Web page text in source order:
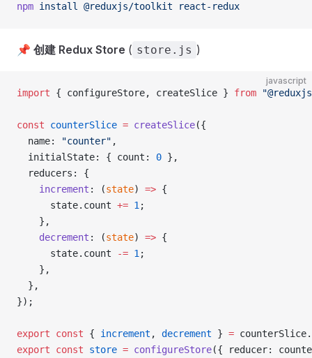
npm install @reduxjs/toolkit react-redux
📌 创建 Redux Store ( store.js )
javascript
import { configureStore, createSlice } from
const counterSlice = createSlice({
  name:
"counter" ,
  initialState: { count:
0 },
  reducers: {
    increment
: (state) => {
      state.count
+= 1 ;
    },
    decrement
: (state) => {
      state.count
-= 1 ;
    },
  },
});
export const { increment , decrement } =
export const store = configureStore({ reducer: